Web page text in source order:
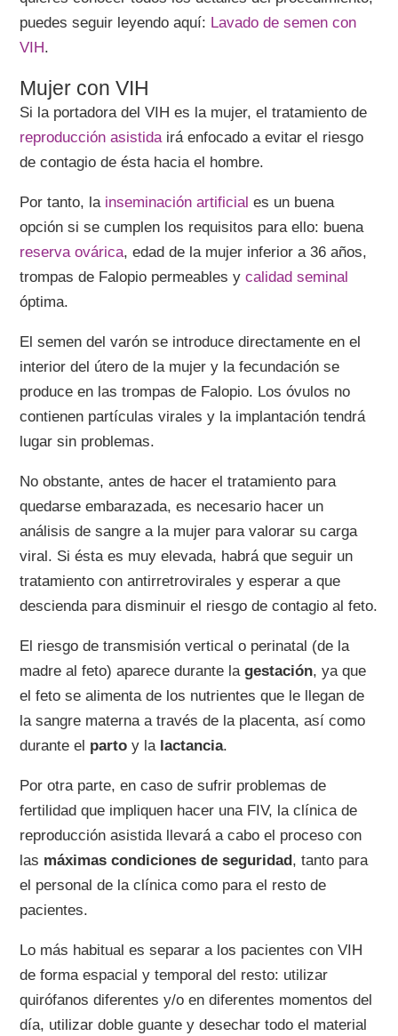
puedes seguir leyendo aquí: Lavado de semen con
VIH.
Mujer con VIH
Si la portadora del VIH es la mujer, el tratamiento de
reproducción asistida irá enfocado a evitar el riesgo
de contagio de ésta hacia el hombre.
Por tanto, la inseminación artificial es un buena
opción si se cumplen los requisitos para ello: buena
reserva ovárica, edad de la mujer inferior a 36 años,
trompas de Falopio permeables ycalidad seminal
óptima.
El semen del varón se introduce directamente en el
interior del útero de la mujer y la fecundación se
produce en las trompas de Falopio. Los óvulos no
contienen partículas virales y la implantación tendrá
lugar sin problemas.
No obstante, antes de hacer el tratamiento para
quedarse embarazada, es necesario hacer un
análisis de sangre a la mujer para valorar su carga
viral. Si ésta es muy elevada, habrá que seguir un
tratamiento con antirretrovirales y esperar a que
descienda para disminuir el riesgo de contagio al feto.
El riesgo de transmisión vertical o perinatal (de la
madre al feto) aparece durante lagestación, ya que
el feto se alimenta de los nutrientes que le llegan de
la sangre materna a través de la placenta, así como
durante el parto y la lactancia.
Por otra parte, en caso de sufrir problemas de
fertilidad que impliquen hacer una FIV, la clínica de
reproducción asistida llevará a cabo el proceso con
las máximas condiciones de seguridad, tanto para
el personal de la clínica como para el resto de
pacientes.
Lo más habitual es separar a los pacientes con VIH
de forma espacial y temporal del resto: utilizar
quirófanos diferentes y/o en diferentes momentos del
día, utilizar doble guante y desechar todo el material